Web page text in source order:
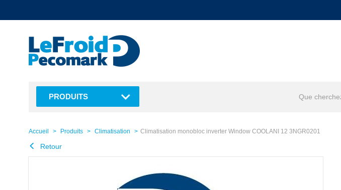
PRODUITS
Accueil Produits Climatisation Climatisation monobloc inverter Window COOLANI 12 3NGR0201
Retour